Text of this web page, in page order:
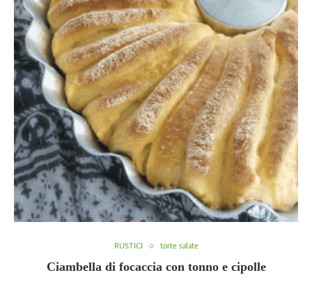
RUSTICI torte salate
Ciambella di focaccia con tonno e cipolle